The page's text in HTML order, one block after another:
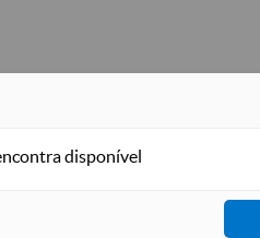
disponível